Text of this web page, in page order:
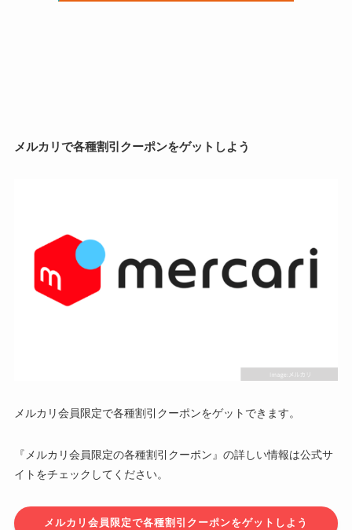
メルカリで各種割引クーポンをゲットしよう
メルカリ会員限定で各種割引クーポンをゲットできます。
『メルカリ会員限定の各種割引クーポン』の詳しい情報は公式サ
イトをチェックしてください。
メルカリ会員限定で各種割引クーポンをゲットしよう